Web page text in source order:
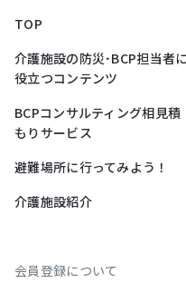
TOP
介護施設の防災･BCP担当者に
役立つコンテンツ
BCPコンサルティング相見積
もりサービス
避難場所に行ってみよう！
介護施設紹介
会員登録について